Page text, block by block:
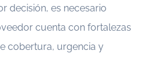
decisión, es necesario
cuenta con fortalezas
cobertura, urgencia y